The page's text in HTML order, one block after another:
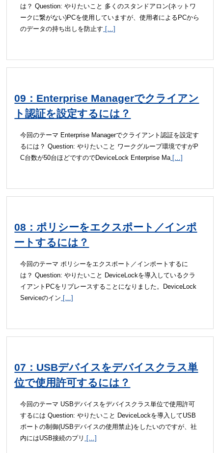
は？ Question: やりたいこと 多くのスタンドアロン(ネットワ
ークに繋がない)PCを使用していますが、使用者によるPCから
のデータの持ち出しを防止す […]
09：Enterprise Managerでクライアン
ト認証を設定するには？
今回のテーマ Enterprise Managerでクライアント認証を設定す
るには？ Question: やりたいこと ワークグループ環境ですがP
C台数が50台ほどですのでDeviceLock Enterprise Ma […]
08：ポリシーをエクスポート／インポ
ートするには？
今回のテーマ ポリシーをエクスポート／インポートするに
は？ Question: やりたいこと DeviceLockを導入しているクラ
イアントPCをリプレースすることになりました。DeviceLock
Serviceのイン […]
07：USBデバイスをデバイスクラス単
位で使用許可するには？
今回のテーマ USBデバイスをデバイスクラス単位で使用許可
するには Question: やりたいこと DeviceLockを導入してUSB
ポートの制御(USBデバイスの使用禁止)をしたいのですが、社
内にはUSB接続のプリ […]